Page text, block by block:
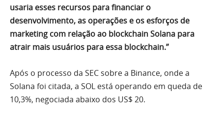
usaria esses recursos para financiar o
desenvolvimento, as operações e os esforços de
marketing com relação ao blockchain Solana para
atrair mais usuários para essa blockchain.”
Após o processo da SEC sobre a Binance, onde a
Solana foi citada, a SOL está operando em queda de
10,3%, negociada abaixo dos US$ 20.